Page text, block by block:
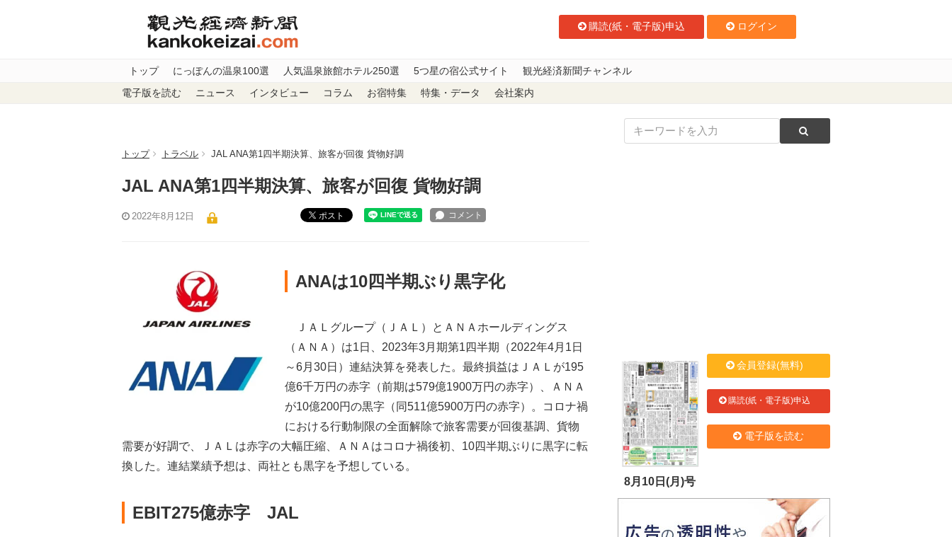
購読(紙・電子版)申込 ログイン
トップ にっぽんの温泉100選 人気温泉旅館ホテル250選 5つ星の宿公式サイト 観光経済新聞チャンネル
電子版を読む ニュース インタビュー コラム お宿特集 特集・データ 会社案内
トップ トラベル JAL ANA第1四半期決算、旅客が回復 貨物好調
JAL ANA第1四半期決算、旅客が回復 貨物好調
2022年8月12日 ポスト
ANAは10四半期ぶり黒字化
ＪＡＬグループ（ＪＡＬ）とＡＮＡホールディングス
（ＡＮＡ）は1日、2023年3月期第1四半期（2022年4月1日
～6月30日）連結決算を発表した。最終損益はＪＡＬが195
億6千万円の赤字（前期は579億1900万円の赤字）、ＡＮＡ
が10億200円の黒字（同511億5900万円の赤字）。コロナ禍
における行動制限の全面解除で旅客需要が回復基調、貨物
需要が好調で、ＪＡＬは赤字の大幅圧縮、ＡＮＡはコロナ禍後初、10四半期ぶりに黒字に転
換した。連結業績予想は、両社とも黒字を予想している。
EBIT275億赤字 JAL
8月10日(月)号
会員登録(無料)
購読(紙・電子版)申込
電子版を読む